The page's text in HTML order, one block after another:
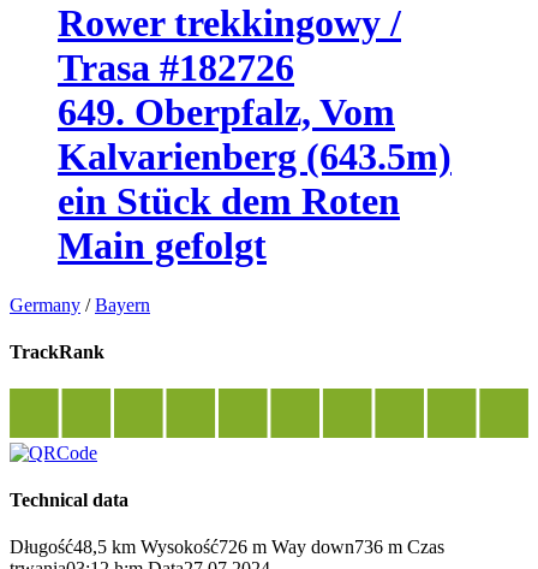
Rower trekkingowy /
Trasa #182726
649. Oberpfalz, Vom
Kalvarienberg (643.5m)
ein Stück dem Roten
Main gefolgt
Germany /Bayern
TrackRank
Technical data
Długość48,5 km Wysokość726 m Way down736 m Czas